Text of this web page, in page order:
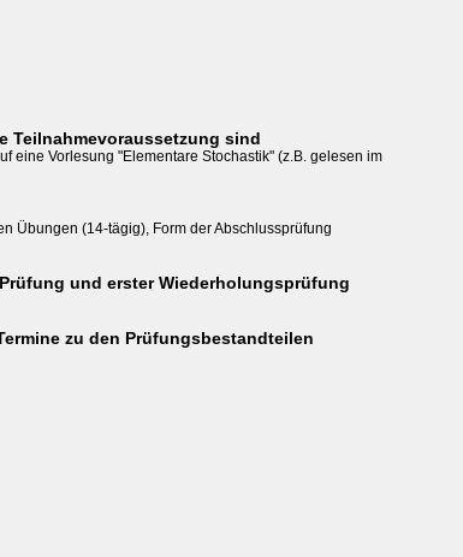
Teilnahmevoraussetzung sind
eine Vorlesung "Elementare Stochastik" (z.B. gelesen im
Übungen (14-tägig), Form der Abschlussprüfung
und erster Wiederholungsprüfung
zu den Prüfungsbestandteilen